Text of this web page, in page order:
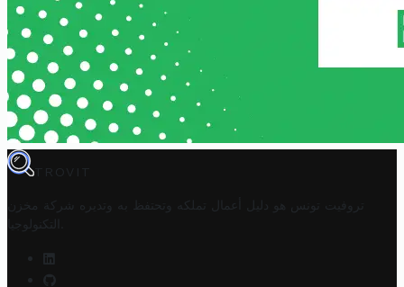
TROVIT
تروفيت تونس هو دليل أعمال تملكه وتحتفظ به وتديره
شركة مخزن
التكنولوجيا